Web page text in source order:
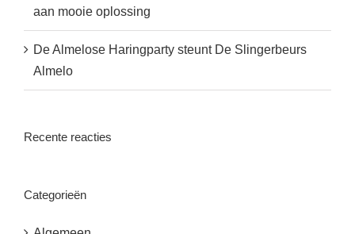
aan mooie oplossing
De Almelose Haringparty steunt De Slingerbeurs
Almelo
Recente reacties
Categorieën